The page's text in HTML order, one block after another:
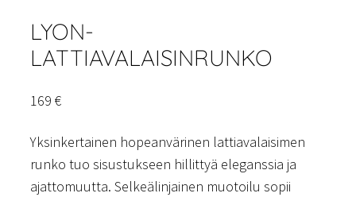
LYON-
LATTIAVALAISINRUNKO
169 €
Yksinkertainen hopeanvärinen lattiavalaisimen
runko tuo sisustukseen hillittyä eleganssia ja
ajattomuutta. Selkeälinjainen muotoilu sopii